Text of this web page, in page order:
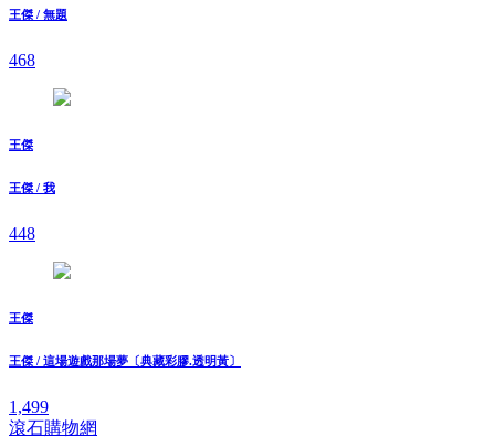
王傑 / 無題
468
王傑
王傑 / 我
448
王傑
王傑 / 這場遊戲那場夢〔典藏彩膠.透明黃〕
1,499
滾石購物網